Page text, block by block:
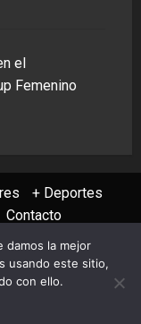
el
Femenino
+ Deportes
Contacto
All rights reserved
damos la mejor
usando este sitio,
con ello.